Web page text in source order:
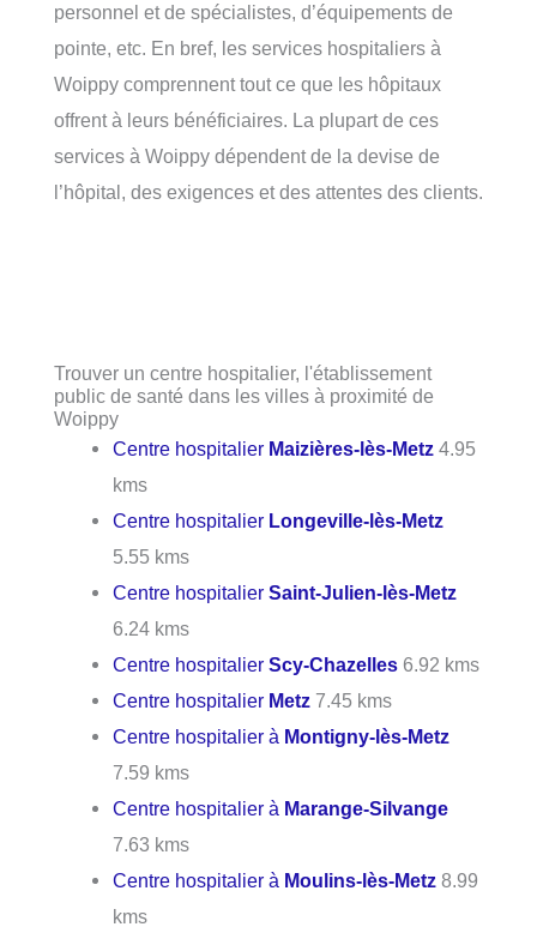
personnel et de spécialistes, d’équipements de
pointe, etc. En bref, les services hospitaliers à
Woippy comprennent tout ce que les hôpitaux
offrent à leurs bénéficiaires. La plupart de ces
services à Woippy dépendent de la devise de
l’hôpital, des exigences et des attentes des clients.
Trouver un centre hospitalier, l'établissement
public de santé dans les villes à proximité de
Woippy
Centre hospitalier Maizières-lès-Metz 4.95
kms
Centre hospitalier Longeville-lès-Metz
5.55 kms
Centre hospitalierSaint-Julien-lès-Metz
6.24 kms
Centre hospitalierScy-Chazelles 6.92 kms
Centre hospitalier Metz 7.45 kms
Centre hospitalier à Montigny-lès-Metz
7.59 kms
Centre hospitalier à Marange-Silvange
7.63 kms
Centre hospitalier à Moulins-lès-Metz 8.99
kms